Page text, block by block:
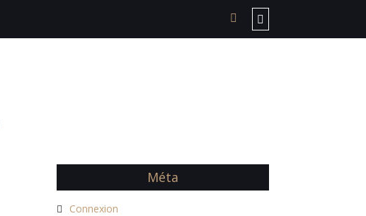
Méta
Connexion